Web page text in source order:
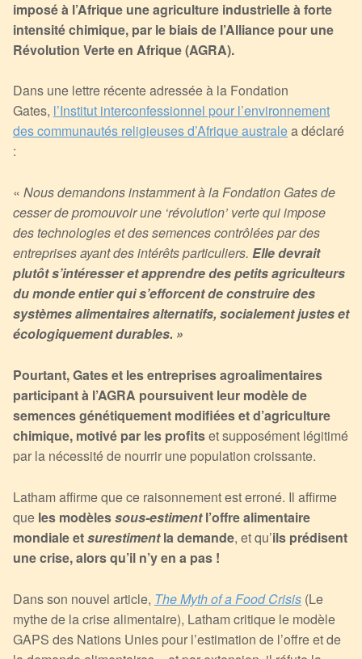
imposé à l’Afrique une agriculture industrielle à forte
intensité chimique, par le biais de l’Alliance pour une
Révolution Verte en Afrique (AGRA).
Dans une lettre récente adressée à la Fondation
Gates, l’Institut interconfessionnel pour l’environnement
des communautés religieuses d’Afrique australea déclaré
:
« Nous demandons instamment à la Fondation Gates de
cesser de promouvoir une ‘révolution’ verte qui impose
des technologies et des semences contrôlées par des
entreprises ayant des intérêts particuliers. Elle devrait
plutôt s’intéresser et apprendre des petits agriculteurs
du monde entier qui s’efforcent de construire des
systèmes alimentaires alternatifs, socialement justes et
écologiquement durables. »
Pourtant, Gates et les entreprises agroalimentaires
participant à l’AGRA poursuivent leur modèle de
semences génétiquement modifiées et d’agriculture
chimique, motivé par les profitset supposément légitimé
par la nécessité de nourrir une population croissante.
Latham affirme que ce raisonnement est erroné. Il affirme
que les modèlessous-estimentl’offre alimentaire
mondiale etsurestimentla demande, et qu’ils prédisent
une crise, alors qu’il n’y en a pas !
Dans son nouvel article, The Myth of a Food Crisis (Le
mythe de la crise alimentaire), Latham critique le modèle
GAPS des Nations Unies pour l’estimation de l’offre et de